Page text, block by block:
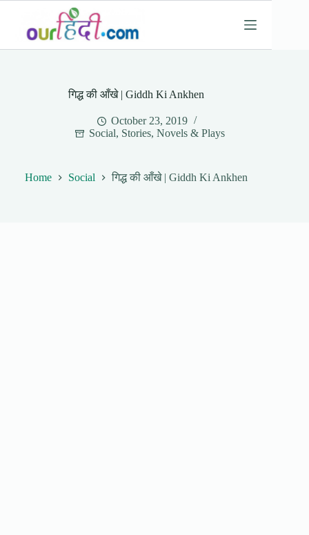
content
गिद्ध की आँखे | Giddh Ki Ankhen
October 23, 2019
Social, Stories, Novels & Plays
Home Social गिद्ध की आँखे | Giddh Ki Ankhen